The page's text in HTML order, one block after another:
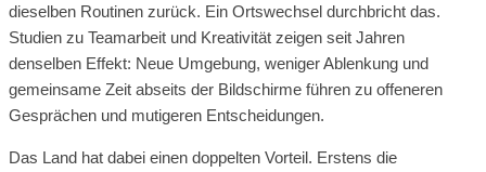
dieselben Routinen zurück. Ein Ortswechsel durchbricht das.
Studien zu Teamarbeit und Kreativität zeigen seit Jahren
denselben Effekt: Neue Umgebung, weniger Ablenkung und
gemeinsame Zeit abseits der Bildschirme führen zu offeneren
Gesprächen und mutigeren Entscheidungen.
Das Land hat dabei einen doppelten Vorteil. Erstens die